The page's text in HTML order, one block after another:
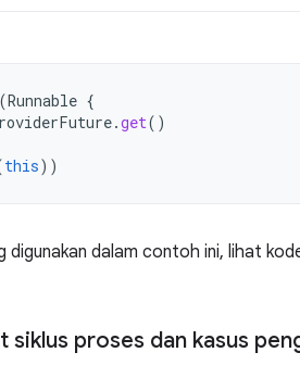
(Runnable {
.get()
this))
digunakan dalam contoh ini, lihat
proses dan kasus